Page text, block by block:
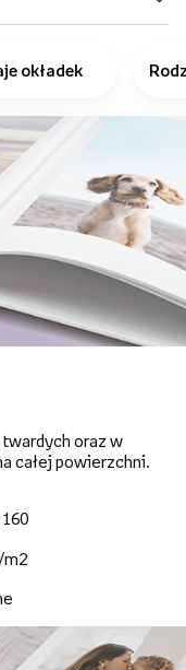
okładek
oraz w
całej powierzchni.
m2